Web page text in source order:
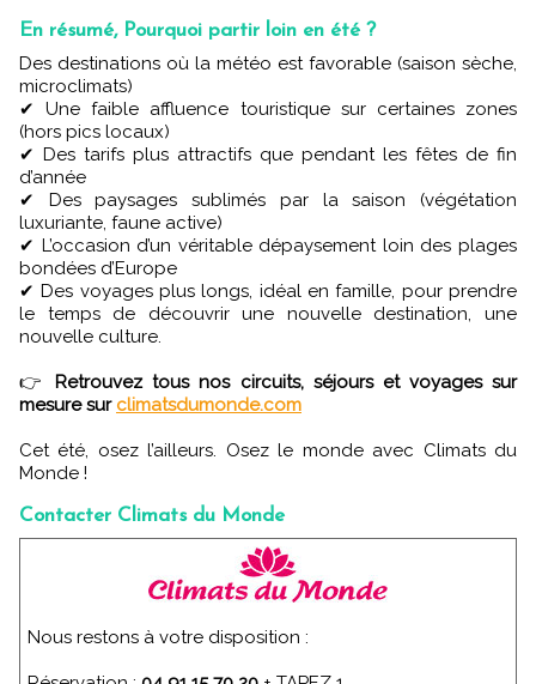
En résumé, Pourquoi partir loin en été ?
Des destinations où la météo est favorable (saison sèche,
microclimats)
✔ Une faible affluence touristique sur certaines zones
(hors pics locaux)
✔ Des tarifs plus attractifs que pendant les fêtes de fin
d’année
✔ Des paysages sublimés par la saison (végétation
luxuriante, faune active)
✔ L’occasion d’un véritable dépaysement loin des plages
bondées d’Europe
✔ Des voyages plus longs, idéal en famille, pour prendre
le temps de découvrir une nouvelle destination, une
nouvelle culture.
👉 Retrouvez tous nos circuits, séjours et voyages sur
mesure sur climatsdumonde.com
Cet été, osez l’ailleurs. Osez le monde avec Climats du
Monde !
Contacter Climats du Monde
Nous restons à votre disposition :